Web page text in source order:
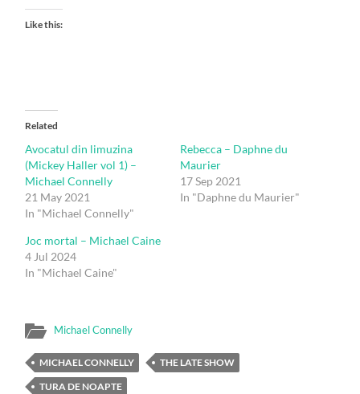
Like this:
Related
Avocatul din limuzina
(Mickey Haller vol 1) –
Michael Connelly
21 May 2021
In "Michael Connelly"
Rebecca – Daphne du
Maurier
17 Sep 2021
In "Daphne du Maurier"
Joc mortal – Michael Caine
4 Jul 2024
In "Michael Caine"
Michael Connelly
MICHAEL CONNELLY
THE LATE SHOW
TURA DE NOAPTE